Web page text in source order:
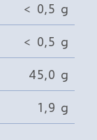
< 0,5 g
< 0,5 g
45,0 g
1,9 g